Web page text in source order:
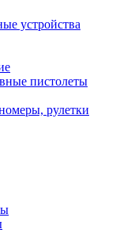
устройства
пистолеты
рулетки